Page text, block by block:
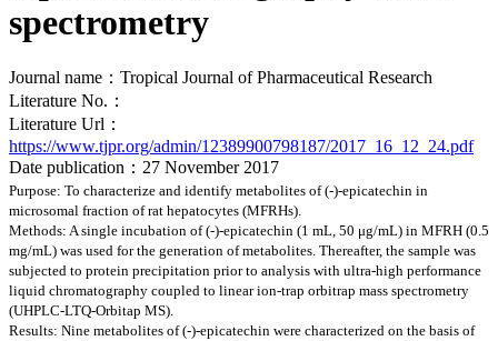
spectrometry
Journal name：Tropical Journal of Pharmaceutical Research
Literature No.：
Literature Url：
https://www.tjpr.org/admin/12389900798187/2017_16_12_24.pdf
Date publication：27 November 2017
Purpose: To characterize and identify metabolites of (-)-epicatechin in
microsomal fraction of rat hepatocytes (MFRHs).
Methods: A single incubation of (-)-epicatechin (1 mL, 50 μg/mL) in MFRH (0.5
mg/mL) was used for the generation of metabolites. Thereafter, the sample was
subjected to protein precipitation prior to analysis with ultra-high performance
liquid chromatography coupled to linear ion-trap orbitrap mass spectrometry
(UHPLC-LTQ-Orbitap MS).
Results: Nine metabolites of (-)-epicatechin were characterized on the basis of